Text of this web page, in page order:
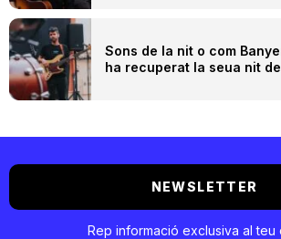
Sons de la nit o com
ha recuperat la seua nit
NEWSLETTER
Rep informació exclusiva al teu